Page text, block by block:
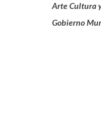
Arte Cultura
Gobierno